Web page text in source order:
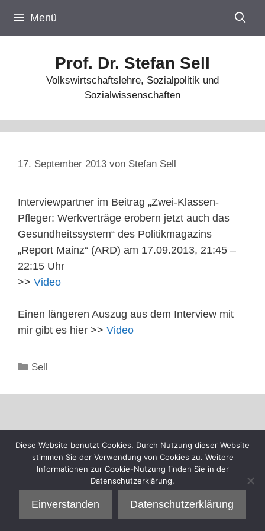
Inhalt
springen
Menü
Prof. Dr. Stefan Sell
Volkswirtschaftslehre, Sozialpolitik und
Sozialwissenschaften
17. September 2013 von Stefan Sell
Interviewpartner im Beitrag „Zwei-Klassen-
Pfleger: Werkverträge erobern jetzt auch das
Gesundheitssystem“ des Politikmagazins
„Report Mainz“ (ARD) am 17.09.2013, 21:45 –
22:15 Uhr
>> Video
Einen längeren Auszug aus dem Interview mit
mir gibt es hier >> Video
Kategorien
Sell
Diese Website benutzt Cookies. Durch Nutzung dieser Website
stimmen Sie der Verwendung von Cookies zu. Weitere
Informationen zur Cookie-Nutzung finden Sie in der
Datenschutzerklärung.
Einverstanden Datenschutzerklärung